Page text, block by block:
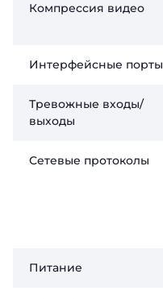
Компрессия видео
Интерфейсные порты
Тревожные входы/
выходы
Сетевые протоколы
Питание